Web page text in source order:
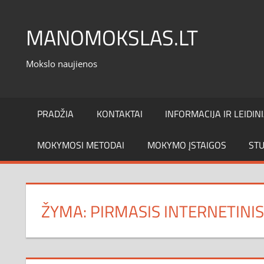
contentMANOMOKSLAS.LT
Mokslo naujienos
PRADŽIA KONTAKTAI INFORMACIJA IR
MOKYMOSI METODAI MOKYMO ĮSTAIGOS
ŽYMA: PIRMASIS